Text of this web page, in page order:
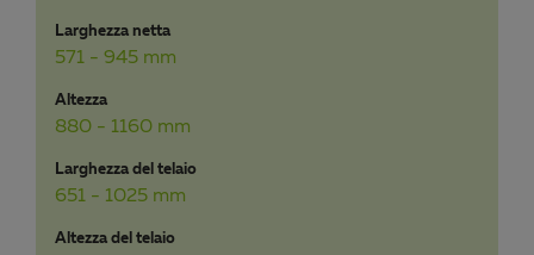
Larghezza netta
571 - 945 mm
Altezza
880 - 1160 mm
Larghezza del telaio
651 - 1025 mm
Altezza del telaio